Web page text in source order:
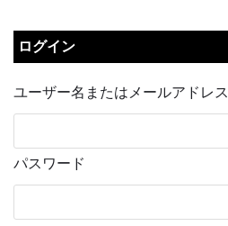
ログイン
ユーザー名またはメールアドレス
パスワード